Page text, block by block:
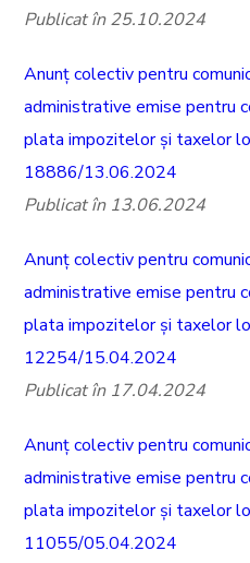
Publicat în 25.10.2024
Anunț colectiv pentru
administrative emise pentru
plata impozitelor și taxelor
18886/13.06.2024
Publicat în 13.06.2024
Anunț colectiv pentru
administrative emise pentru
plata impozitelor și taxelor
12254/15.04.2024
Publicat în 17.04.2024
Anunț colectiv pentru
administrative emise pentru
plata impozitelor și taxelor
11055/05.04.2024